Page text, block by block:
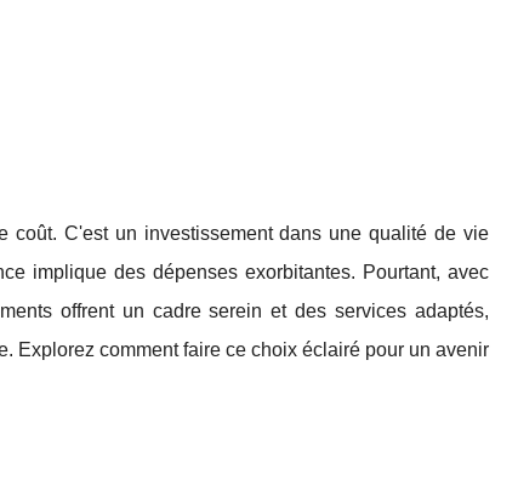
coût. C'est un investissement dans une qualité de vie
implique des dépenses exorbitantes. Pourtant, avec
offrent un cadre serein et des services adaptés,
Explorez comment faire ce choix éclairé pour un avenir